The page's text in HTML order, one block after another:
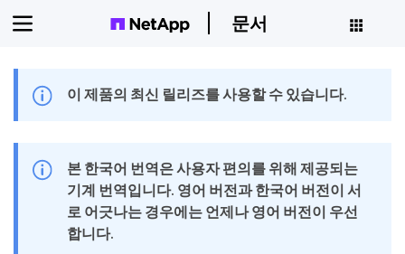
문서
이 제품의 최신 릴리즈를 사용할 수 있습니다.
본 한국어 번역은 사용자 편의를 위해 제공되는
기계 번역입니다. 영어 버전과 한국어 버전이 서
로 어긋나는 경우에는 언제나 영어 버전이 우선
합니다.